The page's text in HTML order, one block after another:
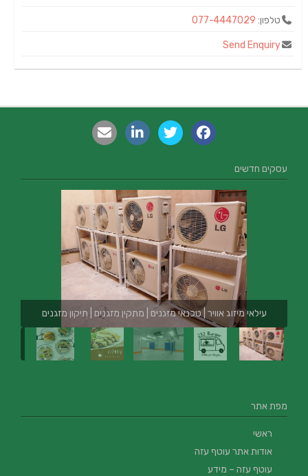
טלפון: 077-4447029
Send Enquiry
עסקים חדשים
עילאי מיזוג אוויר | טכנאי מזגנים | מתקין מזגנים | תיקון מזגנים
מפת אתר
ראשי
אודות אתר עוטף עזה
עוטף עזה – מידע